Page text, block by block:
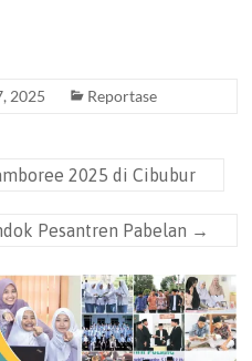
2025 Reportase
2025 di Cibubur
Pesantren Pabelan →